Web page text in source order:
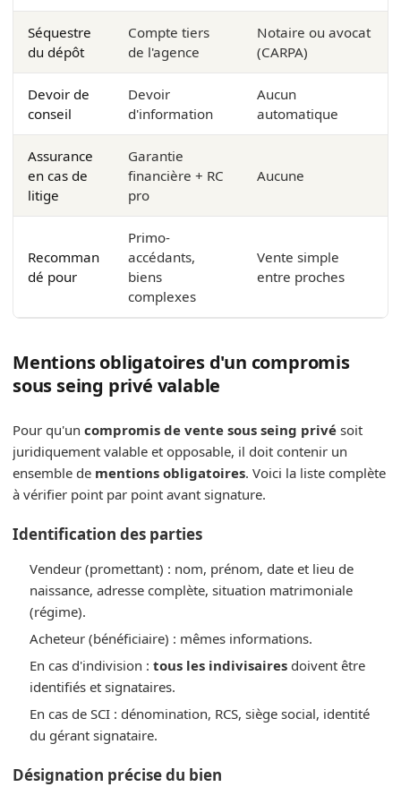
Séquestre
du dépôt
Compte tiers
de l'agence
Notaire ou avocat
(CARPA)
Devoir de
conseil
Devoir
d'information
Aucun
automatique
Assurance
en cas de
litige
Garantie
financière + RC
pro
Aucune
Recomman
dé pour
Primo-
accédants,
biens
complexes
Vente simple
entre proches
Mentions obligatoires d'un compromis
sous seing privé valable
Pour qu'un compromis de vente sous seing privé soit
juridiquement valable et opposable, il doit contenir un
ensemble de mentions obligatoires. Voici la liste complète
à vérifier point par point avant signature.
Identification des parties
Vendeur (promettant) : nom, prénom, date et lieu de
naissance, adresse complète, situation matrimoniale
(régime).
Acheteur (bénéficiaire) : mêmes informations.
En cas d'indivision : tous les indivisairesdoivent être
identifiés et signataires.
En cas de SCI : dénomination, RCS, siège social, identité
du gérant signataire.
Désignation précise du bien